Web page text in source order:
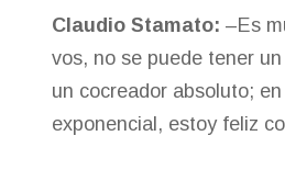
Claudio Stamato: –Es
vos, no se puede tener
un cocreador absoluto;
exponencial, estoy feliz